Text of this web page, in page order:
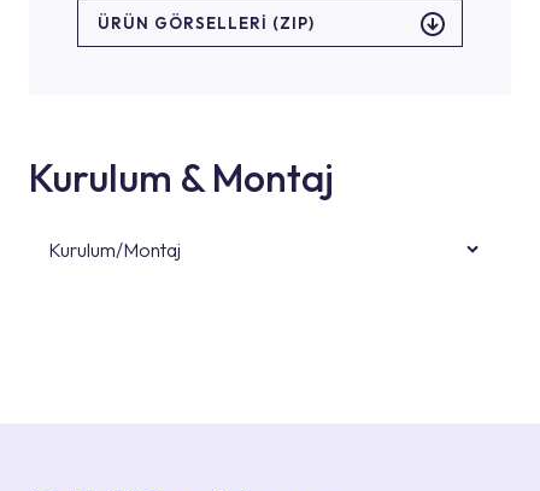
ÜRÜN GÖRSELLERI (ZIP)
Kurulum & Montaj
Kurulum/Montaj